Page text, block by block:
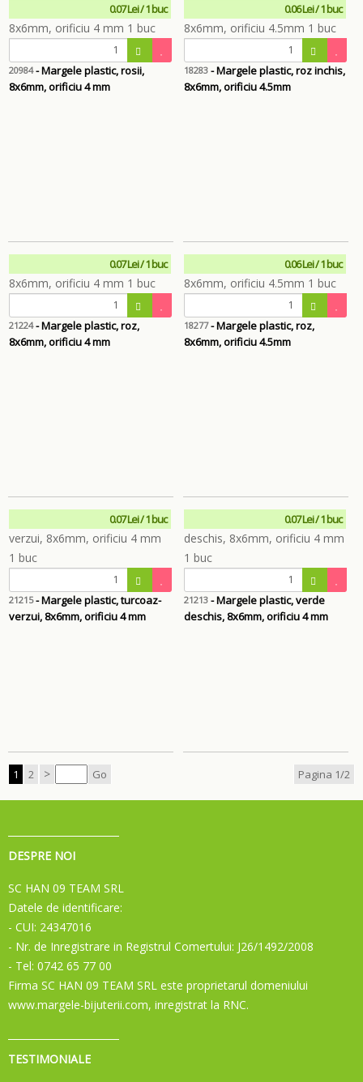
0.07 Lei / 1 buc
20984- Margele plastic, rosii,
8x6mm, orificiu 4 mm
0.06 Lei / 1 buc
18283- Margele plastic, roz inchis,
8x6mm, orificiu 4.5mm
0.07 Lei / 1 buc
21224- Margele plastic, roz,
8x6mm, orificiu 4 mm
0.06 Lei / 1 buc
18277- Margele plastic, roz,
8x6mm, orificiu 4.5mm
0.07 Lei / 1 buc
21215- Margele plastic, turcoaz-
verzui, 8x6mm, orificiu 4 mm
0.07 Lei / 1 buc
21213- Margele plastic, verde
deschis, 8x6mm, orificiu 4 mm
1 2 > Go Pagina 1/2
DESPRE NOI
SC HAN 09 TEAM SRL
Datele de identificare:
- CUI: 24347016
- Nr. de Inregistrare in Registrul Comertului: J26/1492/2008
- Tel: 0742 65 77 00
Firma SC HAN 09 TEAM SRL este proprietarul domeniului
www.margele-bijuterii.com, inregistrat la RNC.
TESTIMONIALE